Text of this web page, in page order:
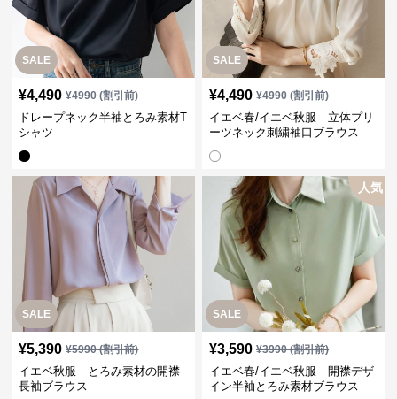
SALE
¥4,490 ¥4990(割引前)
ドレープネック半袖とろみ素材T
シャツ
SALE
¥4,490 ¥4990(割引前)
イエベ春/イエベ秋服 立体プリ
ーツネック刺繍袖口ブラウス
SALE
¥5,390 ¥5990(割引前)
イエベ秋服 とろみ素材の開襟
長袖ブラウス
SALE
人気
¥3,590 ¥3990(割引前)
イエベ春/イエベ秋服 開襟デザ
イン半袖とろみ素材ブラウス